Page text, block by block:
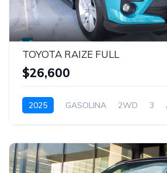
TOYOTA RAIZE FULL
$26,600
2025 GASOLINA 2WD 3